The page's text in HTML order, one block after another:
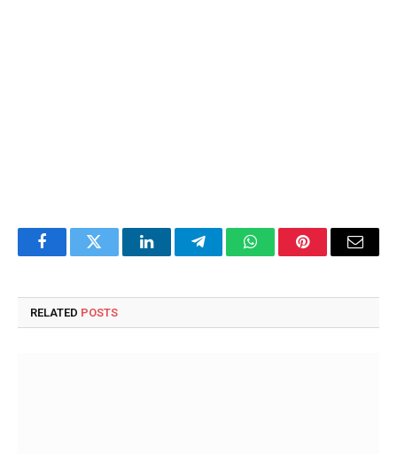
FacebookTwitter LinkedInTelegramWhatsAppPinterestEmail
RELATED POSTS